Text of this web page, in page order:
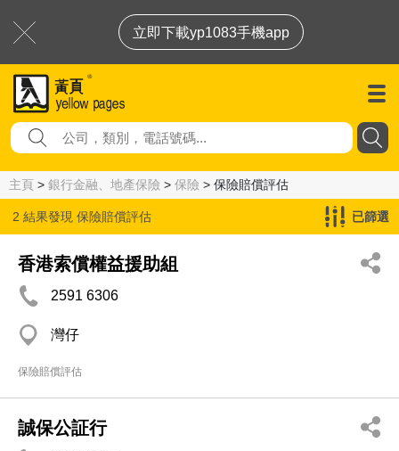
立即下載yp1083手機app
主頁 > 銀行金融、地產保險 > 保險 > 保險賠償評估
2 結果發現 保險賠償評估 已篩選
香港索償權益援助組
2591 6306
灣仔
保險賠償評估
誠保公証行